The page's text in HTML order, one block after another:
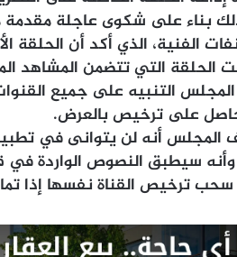
بناء على شكوى عاجلة مقدمة
الفنية، الذي أكد أن الحلقة
الحلقة التي تتضمن المشاهد
التنبيه على جميع
على ترخيص بالعرض.
المجلس أنه لن يتوانى في
سيطبق النصوص الواردة في
ترخيص القناة نفسها إذا